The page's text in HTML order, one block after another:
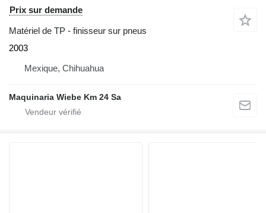
Prix sur demande
Matériel de TP - finisseur sur pneus
2003
Mexique, Chihuahua
Maquinaria Wiebe Km 24 Sa